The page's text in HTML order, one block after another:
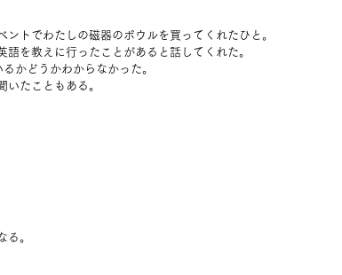
トでわたしの磁器のボウルを買ってくれたひと。
を教えに行ったことがあると話してくれた。
かどうかわからなかった。
いたこともある。
る。